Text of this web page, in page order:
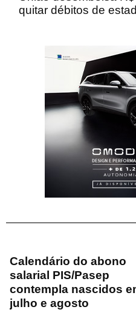
quitar débitos de
Calendário do abono
salarial PIS/Pasep
contempla nascidos
julho e agosto